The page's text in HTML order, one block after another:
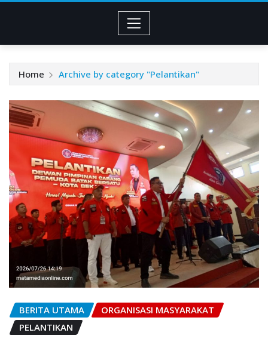
Home Archive by category "Pelantikan"
BERITA UTAMA
ORGANISASI MASYARAKAT
PELANTIKAN